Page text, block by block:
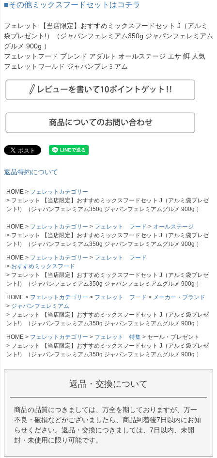
■その他ミックスフードセットはコチラ
フェレット 【当店限定】おすすめミックスフードセット J（アルミ
袋プレゼント!）（ジャパンフェレミアム350g ジャパンフェレミアム
グルメ 900g ）
フェレットフード ブレンド アダルト オールステージ エサ 餌 人気
フェレットワールド ジャパンプレミアム
返品特約について
HOME
フェレットカテゴリー
フェレット 【当店限定】おすすめミックスフードセット J（アルミ袋プレゼ
ント!）（ジャパンフェレミアム350g ジャパンフェレミアムグルメ 900g ）
HOME フェレットカテゴリー フェレット フード
オールステージ
フェレット 【当店限定】おすすめミックスフードセット J（アルミ袋プレゼ
ント!）（ジャパンフェレミアム350g ジャパンフェレミアムグルメ 900g ）
HOME
フェレットカテゴリー
フェレット フード
おすすめミックスフード
フェレット 【当店限定】おすすめミックスフードセット J（アルミ袋プレゼ
ント!）（ジャパンフェレミアム350g ジャパンフェレミアムグルメ 900g ）
HOME
フェレットカテゴリー フェレット フード
メーカー・ブランド
ジャパンフェレミアム
フェレット 【当店限定】おすすめミックスフードセット J（アルミ袋プレゼ
ント!）（ジャパンフェレミアム350g ジャパンフェレミアムグルメ 900g ）
HOME
フェレットカテゴリー フェレット 特集
セール・プレゼント
フェレット 【当店限定】おすすめミックスフードセット J（アルミ袋プレゼ
ント!）（ジャパンフェレミアム350g ジャパンフェレミアムグルメ 900g ）
返品・交換について
商品の品質につきましては、万全を期しておりますが、万一
不良・破損などがございましたら、商品到着後7日以内にお知
らせください。返品・交換につきましては、7日以内、未開
封・未使用に限り可能です。